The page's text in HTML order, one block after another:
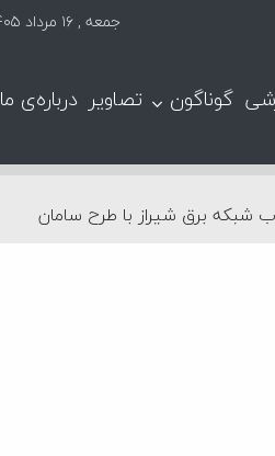
جمعه , ۱۶ مرداد ۱۴۰۵
گوناگون تصاویر درباره‌ی ما
شبکه برق شیراز با طرح سامان